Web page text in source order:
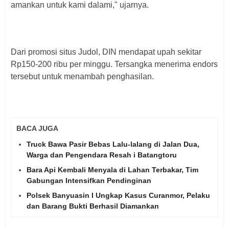
amankan untuk kami dalami," ujarnya.
Dari promosi situs Judol, DIN mendapat upah sekitar
Rp150-200 ribu per minggu. Tersangka menerima endors
tersebut untuk menambah penghasilan.
BACA JUGA
Truck Bawa Pasir Bebas Lalu-lalang di Jalan Dua,
Warga dan Pengendara Resah i Batangtoru
Bara Api Kembali Menyala di Lahan Terbakar, Tim
Gabungan Intensifkan Pendinginan
Polsek Banyuasin I Ungkap Kasus Curanmor, Pelaku
dan Barang Bukti Berhasil Diamankan